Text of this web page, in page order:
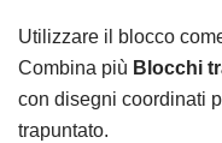
Utilizzare il blocco
Combina più Blocchi
con disegni coordinati
trapuntato.